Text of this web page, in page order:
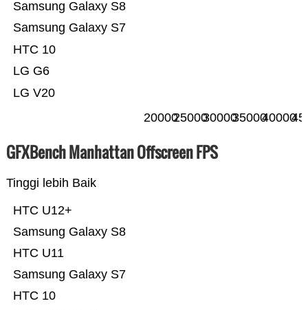
LG V20
LG G6
HTC 10
Samsung Galaxy S7
Samsung Galaxy S8
2000025000300003500040000
GFXBench Manhattan Offscreen FPS
Tinggi lebih Baik
HTC 10
Samsung Galaxy S7
HTC U11
Samsung Galaxy S8
HTC U12+